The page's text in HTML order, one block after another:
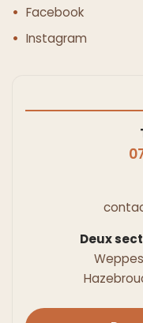
Facebook
Instagram
Deux